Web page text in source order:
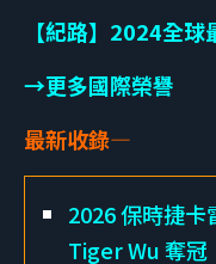
【紀路】2024全
→更多國際榮譽
最新收錄—
2026 保時捷
Tiger Wu 奪冠